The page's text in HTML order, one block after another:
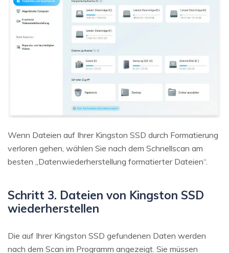
Wenn Dateien auf Ihrer Kingston SSD durch Formatierung
verloren gehen, wählen Sie nach dem Schnellscan am
besten „Datenwiederherstellung formatierter Dateien“.
Schritt 3. Dateien von Kingston SSD
wiederherstellen
Die auf Ihrer Kingston SSD gefundenen Daten werden
nach dem Scan im Programm angezeigt. Sie müssen